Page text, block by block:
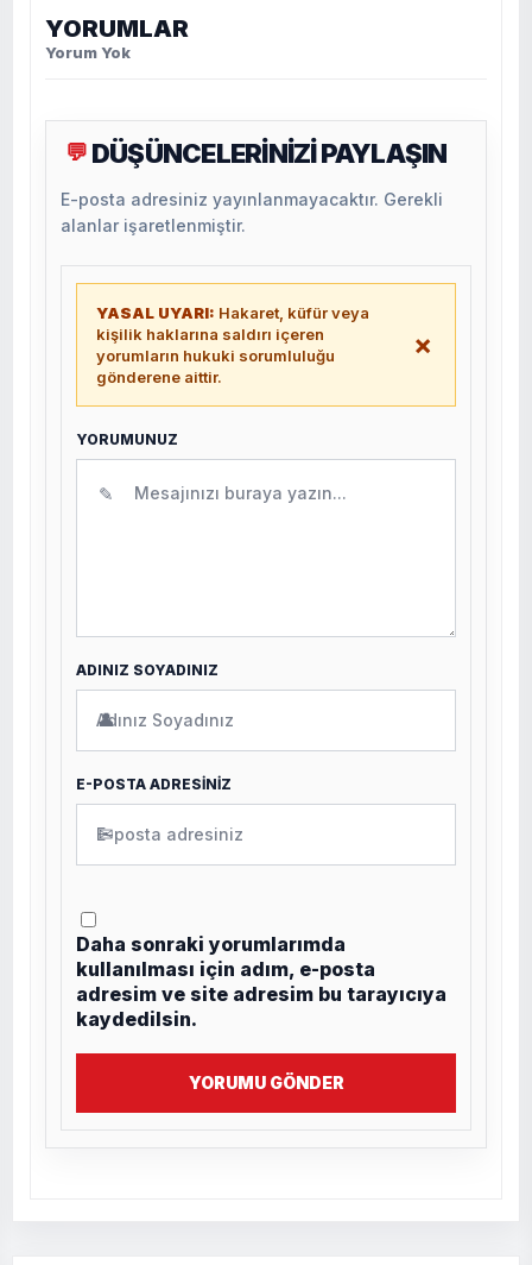
YORUMLAR
Yorum Yok
💬 DÜŞÜNCELERİNİZİ PAYLAŞIN
E-posta adresiniz yayınlanmayacaktır. Gerekli
alanlar işaretlenmiştir.
YASAL UYARI: Hakaret, küfür veya
kişilik haklarına saldırı içeren
yorumların hukuki sorumluluğu
gönderene aittir.
×
YORUMUNUZ
✎
ADINIZ SOYADINIZ
👤
E-POSTA ADRESİNİZ
✉
Daha sonraki yorumlarımda
kullanılması için adım, e-posta
adresim ve site adresim bu tarayıcıya
kaydedilsin.
YORUMU GÖNDER